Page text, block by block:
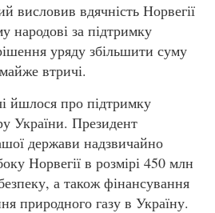
висловив вдячність Норвегії
народові за підтримку
уряду збільшити суму
втричі.
йшлося про підтримку
України. Президент
держави надзвичайно
Норвегії в розмірі 450 млн
а також фінансування
природного газу в Україну.